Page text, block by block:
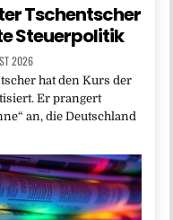
Tschentscher
Steuerpolitik
2026
hat den Kurs der
Er prangert
an, die Deutschland